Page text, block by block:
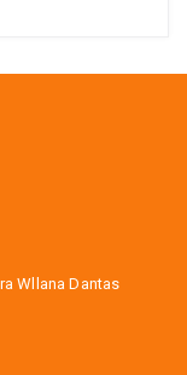
Wllana Dantas